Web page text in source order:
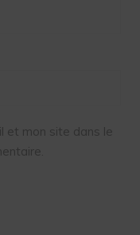
et mon site dans le